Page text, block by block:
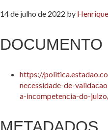
14 de julho de 2022 by
DOCUMENTO
https://
necessidade-de-
a-incompetencia-do-
METADADOS